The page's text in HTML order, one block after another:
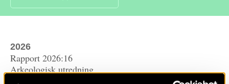
2026
Rapport 2026:16
Arkeologisk utredning
Hallands län, Halland, Varbergs kommun, Värö socken,